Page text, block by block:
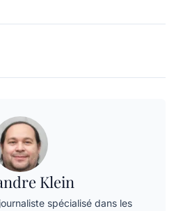
Klein
spécialisé dans les